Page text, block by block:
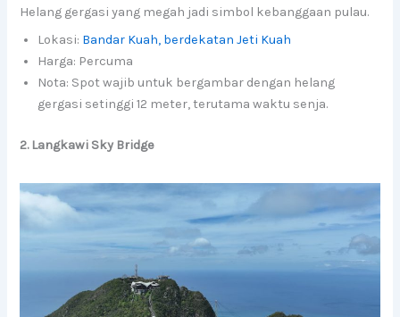
Helang gergasi yang megah jadi simbol kebanggaan pulau.
Lokasi: Bandar Kuah, berdekatan Jeti Kuah
Harga: Percuma
Nota: Spot wajib untuk bergambar dengan helang
gergasi setinggi 12 meter, terutama waktu senja.
2. Langkawi Sky Bridge